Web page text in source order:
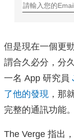
但是現在一個更
謂合久必分，分
一名 App 研究員
了他的發現 ，那
完整的通訊功能。
The Verge 指出